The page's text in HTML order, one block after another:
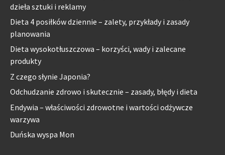
dzieła sztuki i reklamy
Dieta 4 posiłków dziennie – zalety, przykłady i zasady
planowania
Dieta wysokotłuszczowa – korzyści, wady i zalecane
produkty
Z czego słynie Japonia?
Odchudzanie zdrowo i skutecznie – zasady, błędy i dieta
Endywia – właściwości zdrowotne i wartości odżywcze
warzywa
Duńska wyspa Mon